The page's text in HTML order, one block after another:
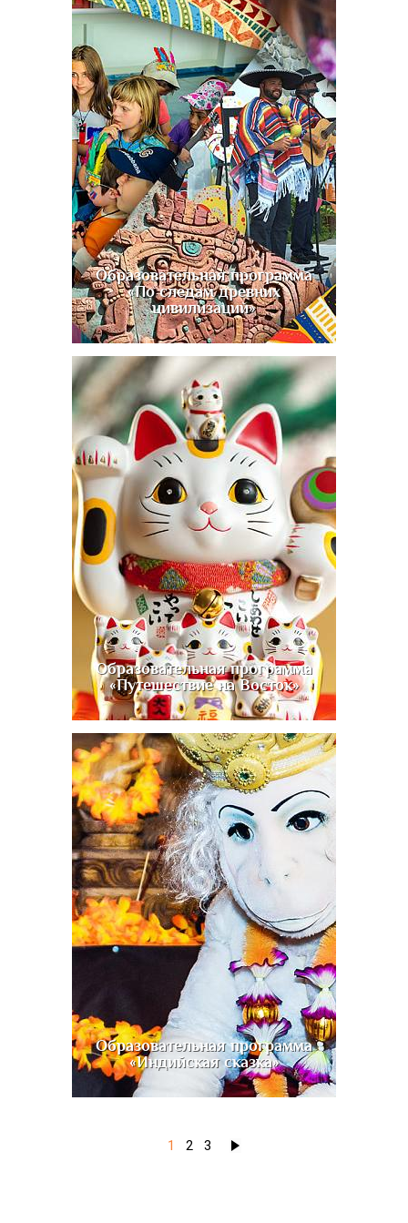
Образовательная программа
«По следам древних
цивилизаций»
Образовательная программа
«Путешествие на Восток»
Образовательная программа
«Индийская сказка»
1 2 3